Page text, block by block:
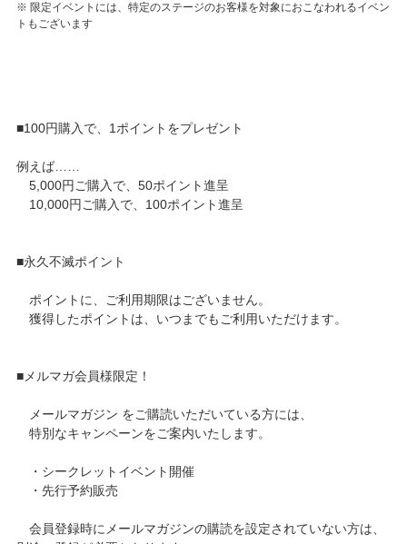
※ 限定イベントには、特定のステージのお客様を対象におこなわれるイベン
トもございます
■100円購入で、1ポイントをプレゼント
例えば……
5,000円ご購入で、50ポイント進呈
10,000円ご購入で、100ポイント進呈
■永久不滅ポイント
ポイントに、ご利用期限はございません。
獲得したポイントは、いつまでもご利用いただけます。
■メルマガ会員様限定！
メールマガジン をご購読いただいている方には、
特別なキャンペーンをご案内いたします。
・シークレットイベント開催
・先行予約販売
会員登録時にメールマガジンの購読を設定されていない方は、